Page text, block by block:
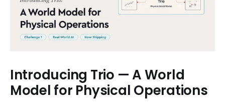
Introducing Trio — A World
Model for Physical Operations